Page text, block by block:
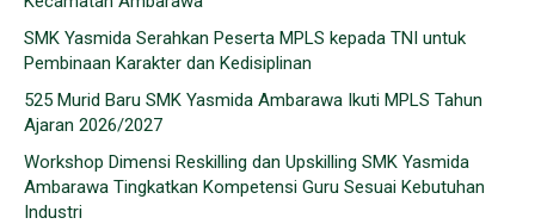
SMK Yasmida Serahkan Peserta MPLS kepada TNI untuk
Pembinaan Karakter dan Kedisiplinan
525 Murid Baru SMK Yasmida Ambarawa Ikuti MPLS Tahun
Ajaran 2026/2027
Workshop Dimensi Reskilling dan Upskilling SMK Yasmida
Ambarawa Tingkatkan Kompetensi Guru Sesuai Kebutuhan
Industri